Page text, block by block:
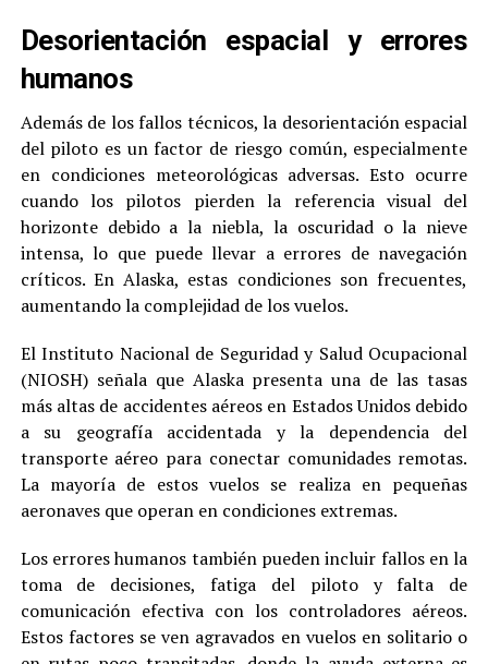
Desorientación espacial y errores
humanos
Además de los fallos técnicos, la desorientación espacial
del piloto es un factor de riesgo común, especialmente
en condiciones meteorológicas adversas. Esto ocurre
cuando los pilotos pierden la referencia visual del
horizonte debido a la niebla, la oscuridad o la nieve
intensa, lo que puede llevar a errores de navegación
críticos. En Alaska, estas condiciones son frecuentes,
aumentando la complejidad de los vuelos.
El Instituto Nacional de Seguridad y Salud Ocupacional
(NIOSH) señala que Alaska presenta una de las tasas
más altas de accidentes aéreos en Estados Unidos debido
a su geografía accidentada y la dependencia del
transporte aéreo para conectar comunidades remotas.
La mayoría de estos vuelos se realiza en pequeñas
aeronaves que operan en condiciones extremas.
Los errores humanos también pueden incluir fallos en la
toma de decisiones, fatiga del piloto y falta de
comunicación efectiva con los controladores aéreos.
Estos factores se ven agravados en vuelos en solitario o